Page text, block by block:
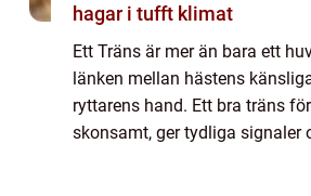
hagar i tufft klimat
Ett Träns är mer än bara ett
länken mellan hästens
ryttarens hand. Ett bra träns
skonsamt, ger tydliga signaler